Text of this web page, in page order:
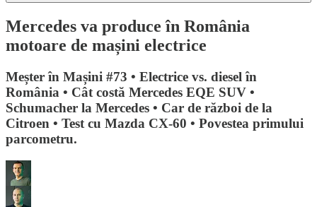
Mercedes va produce în România
motoare de mașini electrice
Meșter în Mașini #73 • Electrice vs. diesel în
România • Cât costă Mercedes EQE SUV •
Schumacher la Mercedes • Car de război de la
Citroen • Test cu Mazda CX-60 • Povestea primului
parcometru.